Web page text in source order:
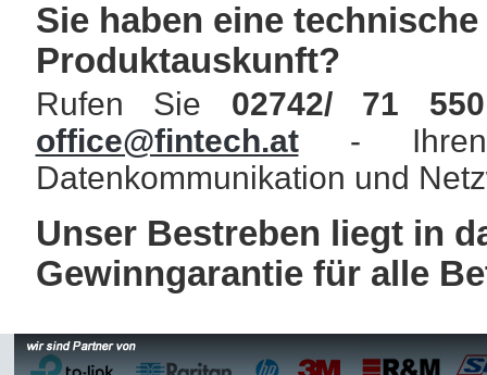
Sie haben eine
Produktauskunft?
Rufen Sie 02742/ 71 550
office@fintech.at- Ihren
Datenkommunikation und
Unser Bestreben liegt in
Gewinngarantie für alle